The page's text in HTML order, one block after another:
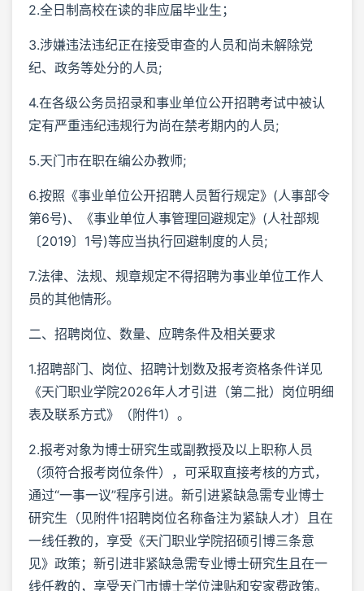
2.全日制高校在读的非应届毕业生；
3.涉嫌违法违纪正在接受审查的人员和尚未解除党
纪、政务等处分的人员;
4.在各级公务员招录和事业单位公开招聘考试中被认
定有严重违纪违规行为尚在禁考期内的人员;
5.天门市在职在编公办教师;
6.按照《事业单位公开招聘人员暂行规定》(人事部令
第6号)、《事业单位人事管理回避规定》(人社部规
〔2019〕1号)等应当执行回避制度的人员;
7.法律、法规、规章规定不得招聘为事业单位工作人
员的其他情形。
二、招聘岗位、数量、应聘条件及相关要求
1.招聘部门、岗位、招聘计划数及报考资格条件详见
《天门职业学院2026年人才引进（第二批）岗位明细
表及联系方式》（附件1）。
2.报考对象为博士研究生或副教授及以上职称人员
（须符合报考岗位条件），可采取直接考核的方式，
通过“一事一议”程序引进。新引进紧缺急需专业博士
研究生（见附件1招聘岗位名称备注为紧缺人才）且在
一线任教的，享受《天门职业学院招硕引博三条意
见》政策；新引进非紧缺急需专业博士研究生且在一
线任教的，享受天门市博士学位津贴和安家费政策。